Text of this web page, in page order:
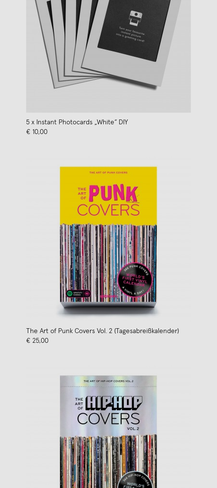
5 x Instant Photocards „White“ DIY
€ 10,00
The Art of Punk Covers Vol. 2 (Tagesabreißkalender)
€ 25,00